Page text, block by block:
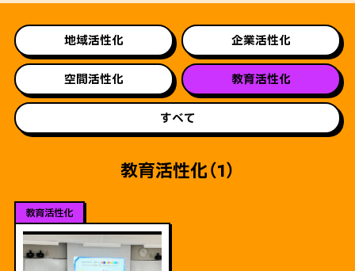
すべて
地域活性化 企業活性化
空間活性化 教育活性化
教育活性化（1）
ViEW MORE
謎解きタイムトラベル2030
ダヴィンチ・マスターズ さま